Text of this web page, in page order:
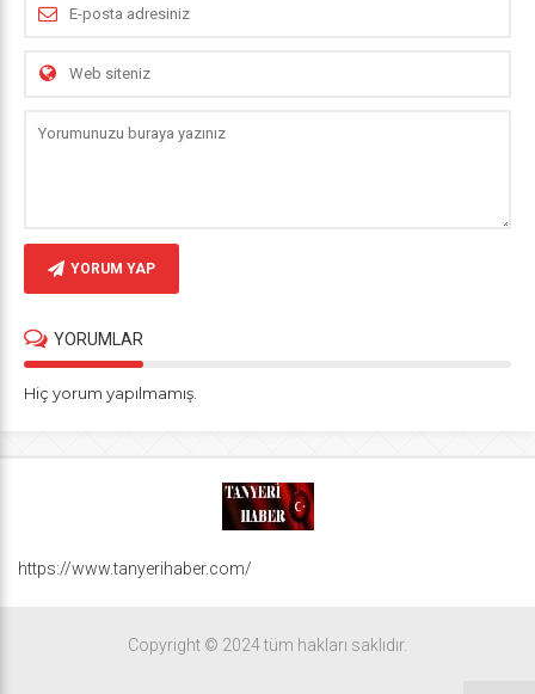
YORUM YAP
YORUMLAR
Hiç yorum yapılmamış.
https://www.tanyerihaber.com/
Copyright © 2024 tüm hakları saklıdır.